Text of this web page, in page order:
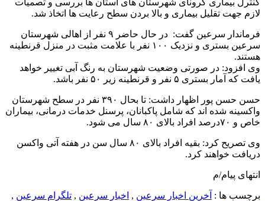
کنترل بیماری کرونای شهرستان های استان ها بررسی و تصمیات
لازم جهت تقلیل بیماری و بالا بردن سطح رعایت ها اتخاذ شد.
فرماندار سرعین گفت: در حال حاضر ۹ نفر از اهالی شهرستان
سرعین بستری و نزدیک ۱۰۰ نفر با علامت مثبت در منزل قرنطینه
هستند.
وی افزود: در صورتی وضعیت شهرستان به رنگ آبی تغییر خواهد
یافت که آمار بستری ۵ نفر و قرنطینه زیر ۵۰ نفر باشد.
حسن حسن پور اظهار داشت: تا بحال ۳۹۰ نفر در سطح شهرستان
واکسینه شده اند که شامل پاکبانان، پرسنل خدمات درمانی، بیماران
خاص و ۷۰درصد افراد بالای ۸۰ سال می شود.
وی تصریح کرد: بقیه افراد بالای ۸۰ سال سن در هفته آتی واکسن
دریافت خواهند کرد.
انتهای پیام/م
برچسب ها : آخرین اخبار سرعین , اخبار سرعین , تلگرام سرعین ,